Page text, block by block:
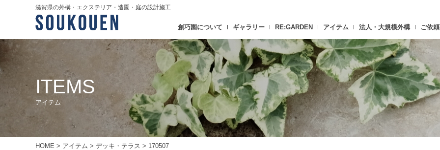
滋賀県の外構・エクステリア・造園・庭の設計施工
創巧園について ギャラリー RE:GARDEN アイテム 法人・大規模外構 ご依
ITEMS
アイテム
HOME > アイテム > デッキ・テラス > 170507